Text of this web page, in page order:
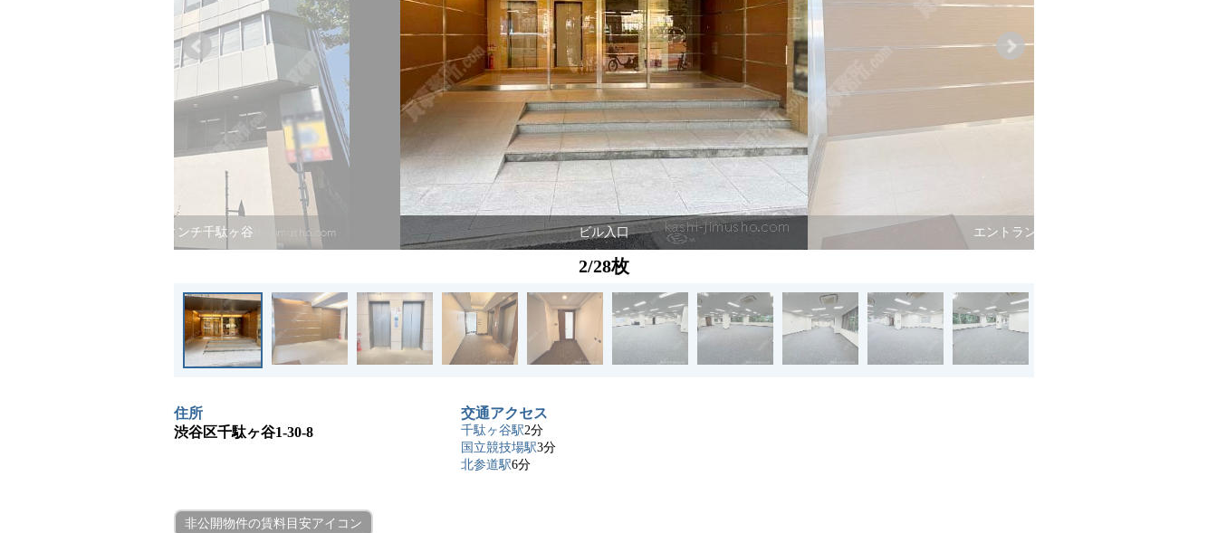
ダヴィンチ千駄ヶ谷 ビル入口 エントランス
2/28枚
住所
渋谷区千駄ヶ谷1-30-8
交通アクセス
千駄ヶ谷駅2分
国立競技場駅3分
北参道駅6分
非公開物件の賃料目安アイコン